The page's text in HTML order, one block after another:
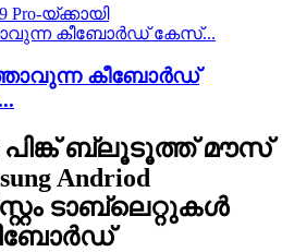
കീബോർഡ്
ബ്ലൂടൂത്ത് മൗസ്
Andriod
ടാബ്‌ലെറ്റുകൾ